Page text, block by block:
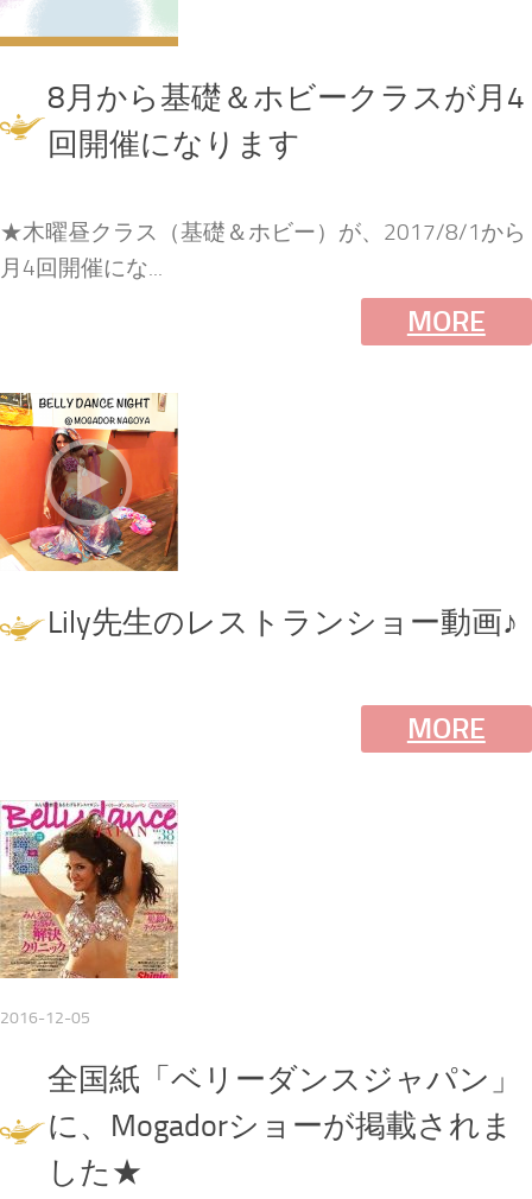
8月から基礎＆ホビークラスが月4
回開催になります
★木曜昼クラス（基礎＆ホビー）が、2017/8/1から
月4回開催にな...
MORE
Lily先生のレストランショー動画♪
MORE
2016-12-05
全国紙「ベリーダンスジャパン」
に、Mogadorショーが掲載されま
した★